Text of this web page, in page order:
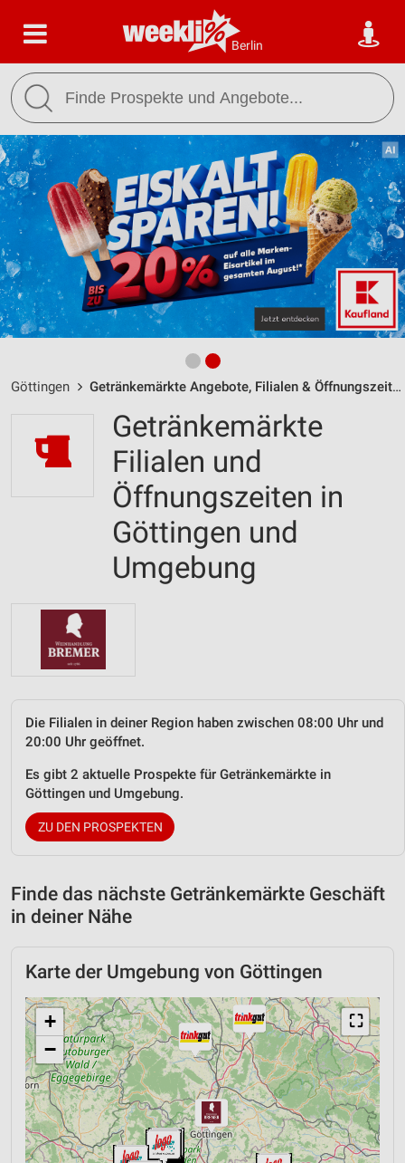
Berlin
Göttingen Getränkemärkte Angebote, Filialen & Öffnungszeiten
Getränkemärkte
Filialen und
Öffnungszeiten in
Göttingen und
Umgebung
Die Filialen in deiner Region haben zwischen 08:00 Uhr und
20:00 Uhr geöffnet.
Es gibt 2 aktuelle Prospekte für Getränkemärkte in
Göttingen und Umgebung.
ZU DEN PROSPEKTEN
Finde das nächste Getränkemärkte Geschäft
in deiner Nähe
Karte der Umgebung von Göttingen
⛶
+
−